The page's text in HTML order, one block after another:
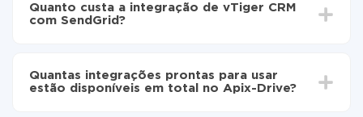
30 minutos. Em média, a configuração leva de 10 a 15
minutos.
Quanto custa a integração de vTiger CRM
com SendGrid?
as tarifas. Você paga apenas pela quantidade de
dados que é realmente transferida de um de seus
Quantas integrações prontas para usar
estão disponíveis em total no Apix-Drive?